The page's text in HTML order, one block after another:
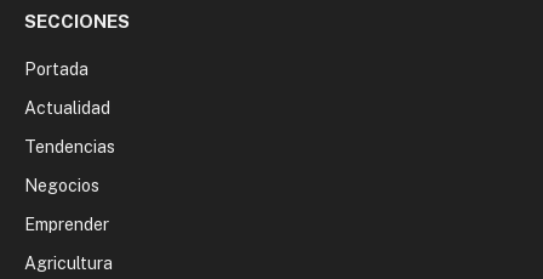
SECCIONES
Portada
Actualidad
Tendencias
Negocios
Emprender
Agricultura